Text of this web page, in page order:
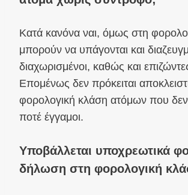
Κατά κανόνα ναι, όμως στη
μπορούν να υπάγονται και
διαχωρισμένοι, καθώς και
Επομένως δεν πρόκειται
φορολογική κλάση ατόμων που
ποτέ έγγαμοι.
Υποβάλλεται υποχρεωτικά
δήλωση στη φορολογική